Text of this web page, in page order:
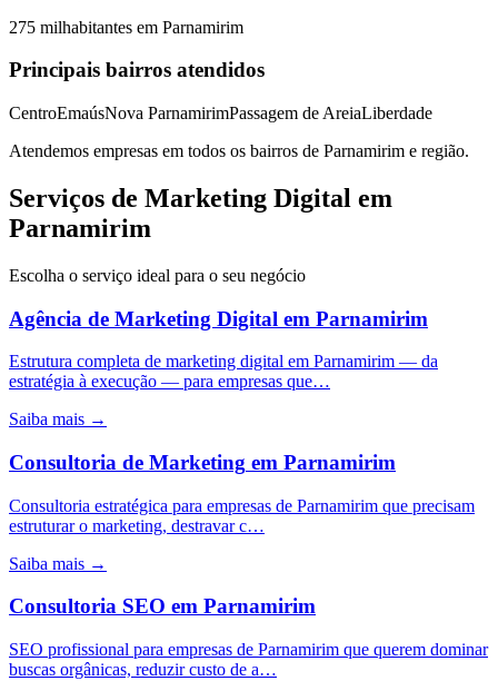
275 milhabitantes em Parnamirim
Principais bairros atendidos
CentroEmaúsNova ParnamirimPassagem de AreiaLiberdade
Atendemos empresas em todos os bairros de Parnamirim e região.
Serviços de Marketing Digital em
Parnamirim
Escolha o serviço ideal para o seu negócio
Agência de Marketing Digital em Parnamirim
Estrutura completa de marketing digital em Parnamirim — da
estratégia à execução — para empresas que…
Saiba mais →
Consultoria de Marketing em Parnamirim
Consultoria estratégica para empresas de Parnamirim que precisam
estruturar o marketing, destravar c…
Saiba mais →
Consultoria SEO em Parnamirim
SEO profissional para empresas de Parnamirim que querem dominar
buscas orgânicas, reduzir custo de a…